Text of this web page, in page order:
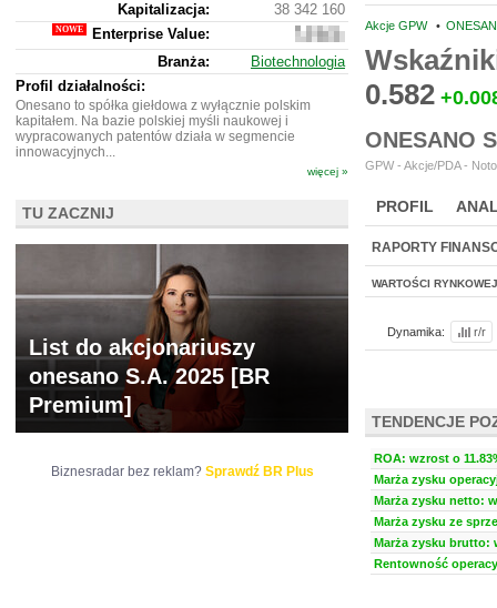
Akcje GPW •
0.582
ONESANO
GPW - Akcje/PDA -
PROFIL
BR LAB
RAPORTY
WARTOŚCI RYNKOWEJ
Dynamika: r/r
TENDENCJE
ROA: wzrost o
Marża zysku
Marża zysku netto:
Marża zysku ze
Marża zysku brutto:
Rentowność
Kapitalizacja:
38 342 160
Enterprise Value:
39
975
160
Branża:
Biotechnologia
Profil działalności:
Onesano to spółka giełdowa z wyłącznie polskim
kapitałem. Na bazie polskiej myśli naukowej i
wypracowanych patentów działa w segmencie
innowacyjnych...
więcej »
TU ZACZNIJ
List do akcjonariuszy
onesano S.A. 2025 [BR
Premium]
Biznesradar bez reklam? Sprawdź BR Plus